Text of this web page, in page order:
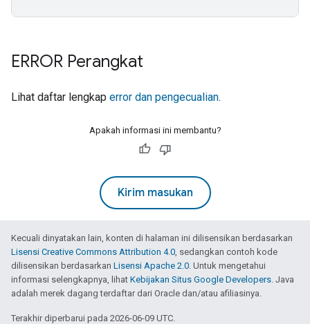
ERROR Perangkat
Lihat daftar lengkap error dan pengecualian.
Apakah informasi ini membantu?
Kirim masukan
Kecuali dinyatakan lain, konten di halaman ini dilisensikan berdasarkan
Lisensi Creative Commons Attribution 4.0, sedangkan contoh kode
dilisensikan berdasarkan Lisensi Apache 2.0. Untuk mengetahui
informasi selengkapnya, lihat Kebijakan Situs Google Developers. Java
adalah merek dagang terdaftar dari Oracle dan/atau afiliasinya.
Terakhir diperbarui pada 2026-06-09 UTC.